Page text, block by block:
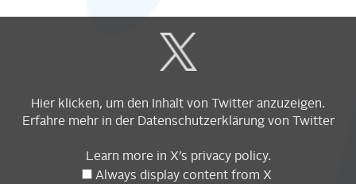
content
from
Hier kli­cken, um den Inhalt von Twit­ter anzuzeigen.
Erfah­re mehr in der Daten­schutz­er­klä­rungvon Twitter
Learn more in X’s pri­va­cy poli­cy.
Always dis­play con­tent from X